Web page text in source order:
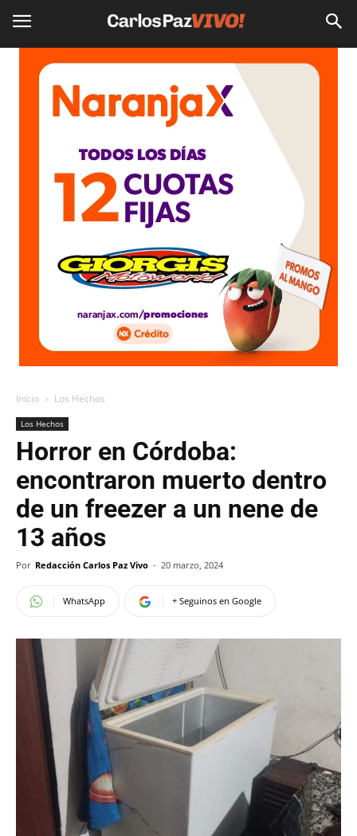
Inicio Los Hechos
Los Hechos
Horror en Córdoba:
encontraron muerto dentro
de un freezer a un nene de
13 años
Por Redacción Carlos Paz Vivo - 20 marzo, 2024
WhatsApp + Seguinos en Google